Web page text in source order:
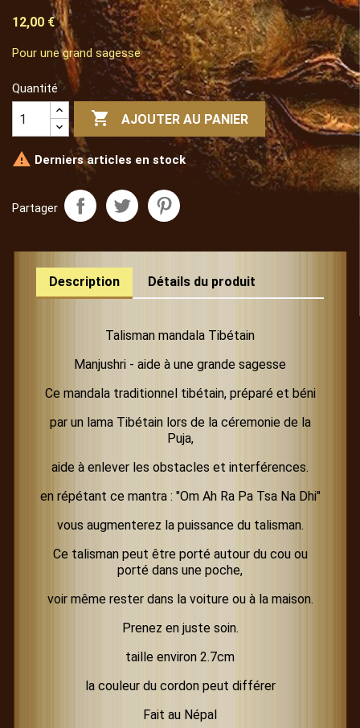
12,00 €
Pour une grand sagesse
Quantité
 AJOUTER AU PANIER
 Derniers articles en stock
Partager
Description Détails du produit
Talisman mandala Tibétain
Manjushri - aide à une grande sagesse
Ce mandala traditionnel tibétain, préparé et béni
par un lama Tibétain lors de la céremonie de la
Puja,
aide à enlever les obstacles et interférences.
en répétant ce mantra : "Om Ah Ra Pa Tsa Na Dhi"
vous augmenterez la puissance du talisman.
Ce talisman peut être porté autour du cou ou
porté dans une poche,
voir même rester dans la voiture ou à la maison.
Prenez en juste soin.
taille environ 2.7cm
la couleur du cordon peut différer
Fait au Népal